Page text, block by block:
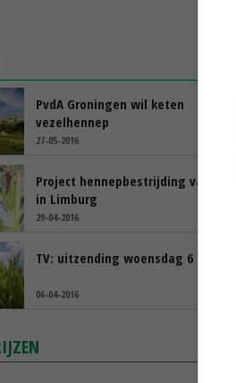
PvdA Groningen wil keten
vezelhennep
27-05-2016
Project hennepbestrijding van
in Limburg
29-04-2016
TV: uitzending woensdag 6 april
06-04-2016